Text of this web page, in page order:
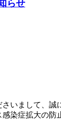
らせ
いまして、誠
染症拡大の